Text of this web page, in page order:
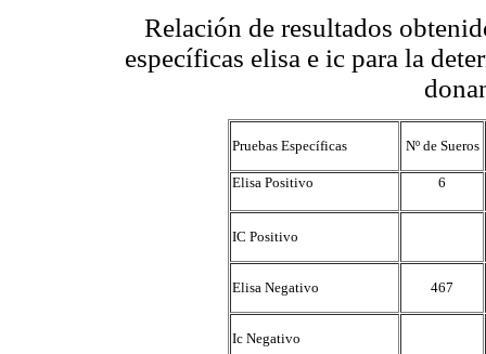
Relación de resultados
específicas elisa e ic para la
Pruebas Específicas Nº de Sueros
Elisa Positivo 6
IC Positivo
Elisa Negativo 467
Ic Negativo